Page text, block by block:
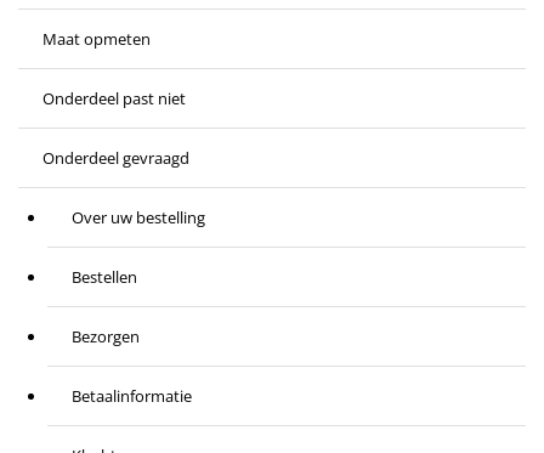
Maat opmeten
Onderdeel past niet
Onderdeel gevraagd
Over uw bestelling
Bestellen
Bezorgen
Betaalinformatie